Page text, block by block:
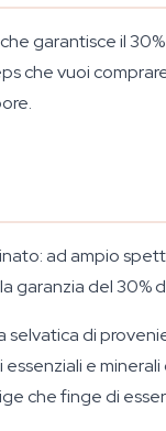
garantisce il
che vuoi
ad ampio
garanzia del
di
e
che finge di